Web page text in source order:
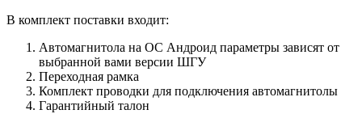
В комплект поставки входит:
Автомагнитола на ОС Андроид параметры зависят от
выбранной вами версии ШГУ
Переходная рамка
Комплект проводки для подключения автомагнитолы
Гарантийный талон